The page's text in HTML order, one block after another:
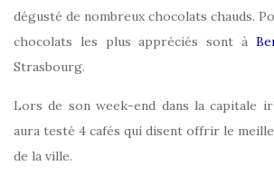
dégusté de nombreux chocolats chauds.
chocolats les plus appréciés sont à
Strasbourg.
Lors de son week-end dans la capitale
aura testé 4 cafés qui disent offrir le
de la ville.